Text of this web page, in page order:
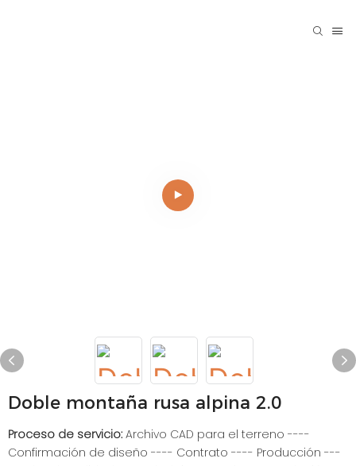
Doble montaña rusa alpina 2.0
Proceso de servicio: Archivo CAD para el terreno ----
Confirmación de diseño ---- Contrato ---- Producción ---